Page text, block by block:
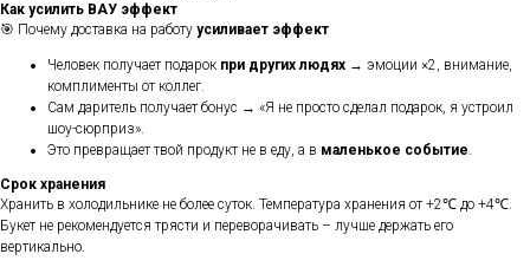
Как усилить ВАУ эффект
🎯 Почему доставка на работу усиливает эффект
Человек получает подарок при других людях → эмоции ×2, внимание,
комплименты от коллег.
Сам даритель получает бонус → «Я не просто сделал подарок, я устроил
шоу-сюрприз».
Это превращает твой продукт не в еду, а в маленькое событие.
Срок хранения
Хранить в холодильнике не более суток. Температура хранения от +2℃ до +4℃.
Букет не рекомендуется трясти и переворачивать – лучше держать его
вертикально.